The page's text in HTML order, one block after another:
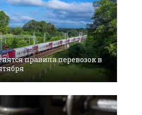
правила перевозок в